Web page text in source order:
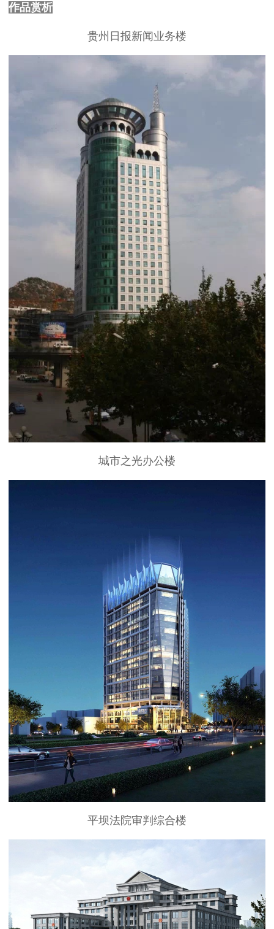
作品赏析
贵州日报新闻业务楼
城市之光办公楼
平坝法院审判综合楼